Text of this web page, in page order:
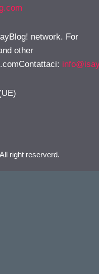
network. For
other
:
right reserverd.